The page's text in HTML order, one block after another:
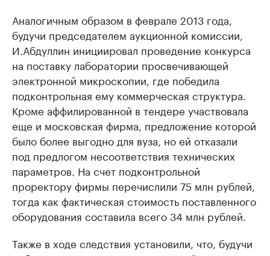
Аналогичным образом в феврале 2013 года,
будучи председателем аукционной комиссии,
И.Абдуллин инициировал проведение конкурса
на поставку лаборатории просвечивающей
электронной микроскопии, где победила
подконтрольная ему коммерческая структура.
Кроме аффилированной в тендере участвовала
еще и московская фирма, предложение которой
было более выгодно для вуза, но ей отказали
под предлогом несоответствия технических
параметров. На счет подконтрольной
проректору фирмы перечислили 75 млн рублей,
тогда как фактическая стоимость поставленного
оборудования составила всего 34 млн рублей.
Также в ходе следствия установили, что, будучи